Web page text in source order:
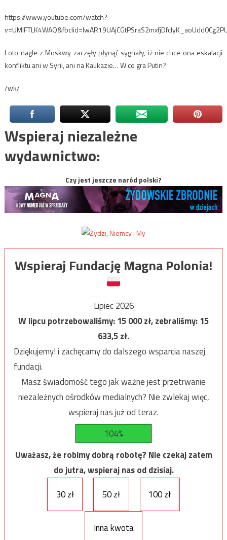
https://www.youtube.com/watch?
I oto nagle z Moskwy zaczęły płynąć sygnały, iż nie chce ona eskalacji
konfliktu ani w Syrii, ani na Kaukazie… W co gra Putin?
/wk/
Wspieraj niezależne
wydawnictwo:
Czy jest jeszcze naród polski?
Wspieraj Fundację Magna Polonia!
Lipiec 2026
W lipcu potrzebowaliśmy:15 000zł, zebraliśmy:15
633,5zł.
Dziękujemy! i zachęcamy do dalszego wsparcia naszej
fundacji.
Masz świadomość tego jak ważne jest przetrwanie
niezależnych ośrodków medialnych? Nie zwlekaj więc,
wspieraj nas już od teraz.
104%
Uważasz, że robimy dobrą robotę? Nie czekaj zatem
do jutra, wspieraj nas od dzisiaj.
30 zł
50 zł 100 zł
Inna kwota